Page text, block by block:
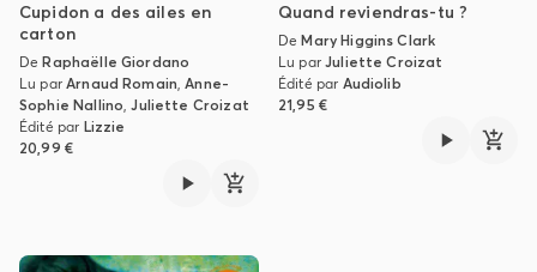
Cupidon a des ailes en
carton
DeRaphaëlle Giordano
Lu parArnaud Romain,Anne-
Sophie Nallino,Juliette Croizat
Édité par Lizzie
20,99 €
Quand reviendras-tu ?
DeMary Higgins Clark
Lu parJuliette Croizat
Édité par Audiolib
21,95 €